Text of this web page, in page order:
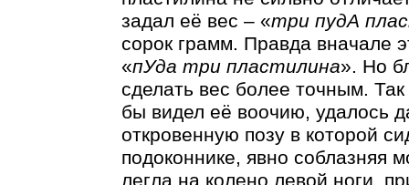
задал её вес – «три пудА
сорок грамм. Правда вначале
«пУда три пластилина». Но
сделать вес более точным.
бы видел её воочию, удалось
откровенную позу в которой
подоконнике, явно соблазняя
легла на колено левой ноги,